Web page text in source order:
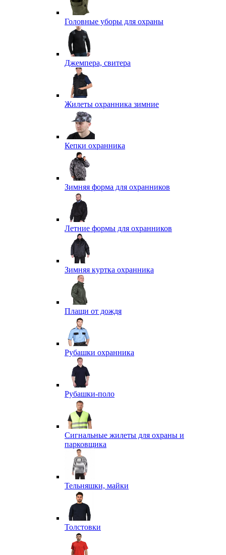
Головные уборы для охраны
Джемпера, свитера
Жилеты охранника зимние
Кепки охранника
Зимняя форма для охранников
Летние формы для охранников
Зимняя куртка охранника
Плащи от дождя
Рубашки охранника
Рубашки-поло
Сигнальные жилеты для охраны и
парковщика
Тельняшки, майки
Толстовки